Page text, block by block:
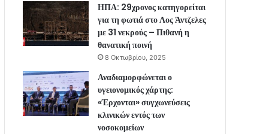
ΗΠΑ: 29χρονος κατηγορείται
για τη φωτιά στο Λος Άντζελες
με 31 νεκρούς – Πιθανή η
θανατική ποινή
8 Οκτωβρίου, 2025
Αναδιαμορφώνεται ο
υγειονομικός χάρτης:
«Έρχονται» συγχωνεύσεις
κλινικών εντός των
νοσοκομείων